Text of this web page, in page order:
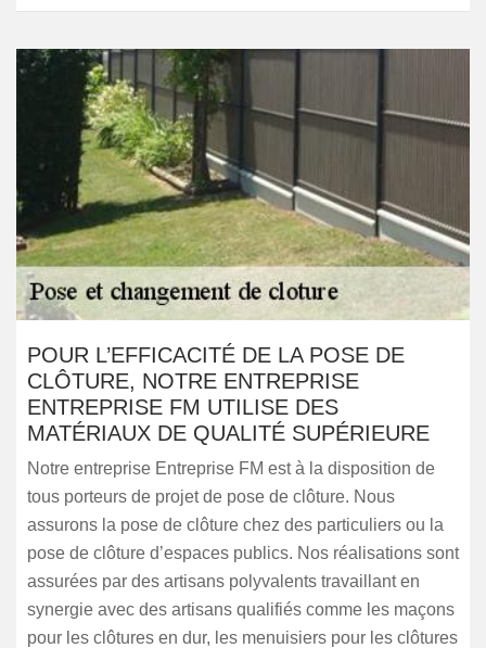
POUR L’EFFICACITÉ DE LA POSE DE
CLÔTURE, NOTRE ENTREPRISE
ENTREPRISE FM UTILISE DES
MATÉRIAUX DE QUALITÉ SUPÉRIEURE
Notre entreprise Entreprise FM est à la disposition de
tous porteurs de projet de pose de clôture. Nous
assurons la pose de clôture chez des particuliers ou la
pose de clôture d’espaces publics. Nos réalisations sont
assurées par des artisans polyvalents travaillant en
synergie avec des artisans qualifiés comme les maçons
pour les clôtures en dur, les menuisiers pour les clôtures